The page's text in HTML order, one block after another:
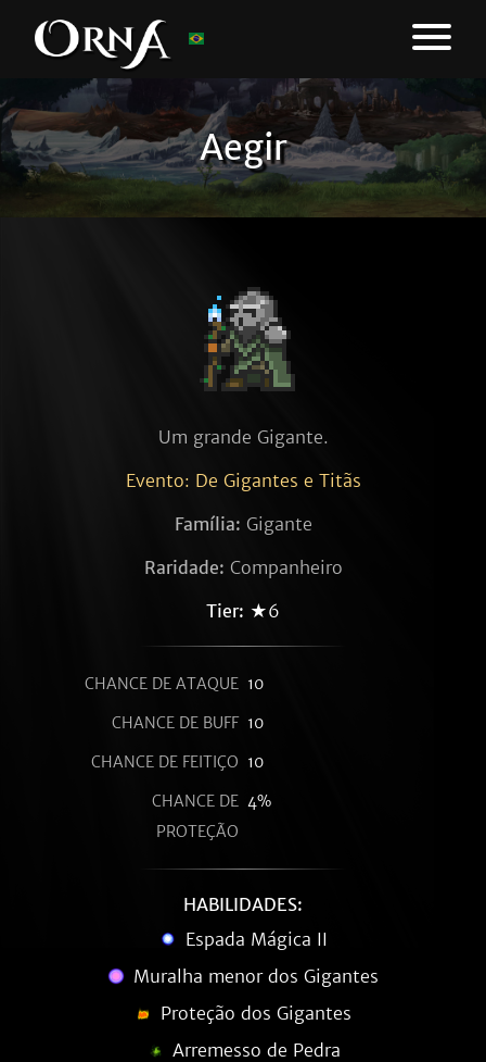
Aegir
Um grande Gigante.
Evento: De Gigantes e Titãs
Família: Gigante
Raridade: Companheiro
Tier: ★6
CHANCE DE ATAQUE 10
CHANCE DE BUFF 10
CHANCE DE FEITIÇO 10
CHANCE DE
PROTEÇÃO
4%
HABILIDADES:
Espada Mágica II
Muralha menor dos Gigantes
Proteção dos Gigantes
Arremesso de Pedra